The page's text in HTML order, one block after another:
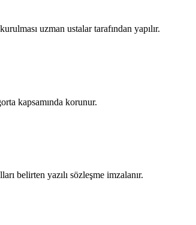
uzman ustalar tarafından yapılır.
kapsamında korunur.
belirten yazılı sözleşme imzalanır.